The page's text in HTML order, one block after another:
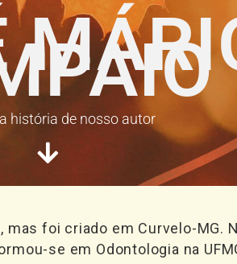
história de nosso autor
foi criado em Curvelo-MG.
se em Odontologia na